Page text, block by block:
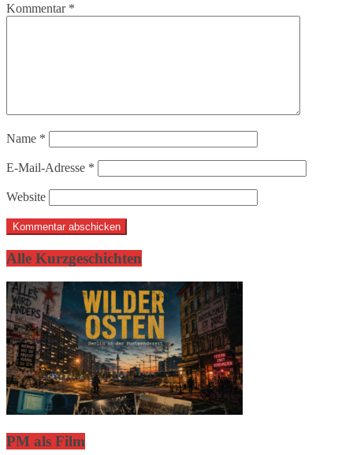
Kommentar *
Name *
E-Mail-Adresse *
Website
Alle Kurzgeschichten
PM als Film